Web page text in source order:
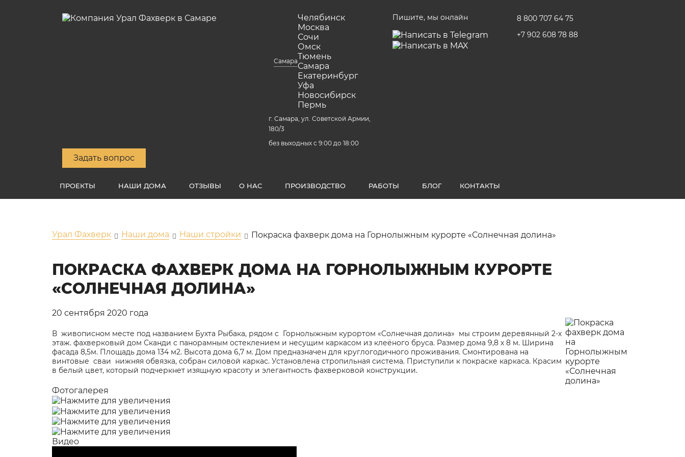
Самара
Челябинск
Москва
Сочи
Омск
Тюмень
Самара
Екатеринбург
Уфа
Новосибирск
Пермь
г. Самара, ул. Советской Армии,
180/3
без выходных с 9:00 до 18:00
Пишите, мы онлайн
8 800 707 64 75
+7 902 608 78 88
Задать вопрос
ПРОЕКТЫ НАШИ ДОМА ОТЗЫВЫ О НАС ПРОИЗВОДСТВО РАБОТЫ БЛОГ КОНТАКТЫ
Урал Фахверк Наши дома Наши стройки Покраска фахверк дома на Горнолыжным курорте «Солнечная долина»
ПОКРАСКА ФАХВЕРК ДОМА НА ГОРНОЛЫЖНЫМ КУРОРТЕ
«СОЛНЕЧНАЯ ДОЛИНА»
20 сентября 2020 года
В живописном месте под названием Бухта Рыбака, рядом с Горнолыжным курортом «Солнечная долина» мы строим деревянный 2-х
этаж. фахверковый дом Сканди с панорамным остеклением и несущим каркасом из клеёного бруса. Размер дома 9,8 х 8 м. Ширина
фасада 8,5м. Площадь дома 134 м2. Высота дома 6,7 м. Дом предназначен для круглогодичного проживания. Смонтирована на
винтовые сваи нижняя обвязка, собран силовой каркас. Установлена стропильная система. Приступили к покраске каркаса. Красим
в белый цвет, который подчеркнет изящную красоту и элегантность фахверковой конструкции.
Фотогалерея
Видео